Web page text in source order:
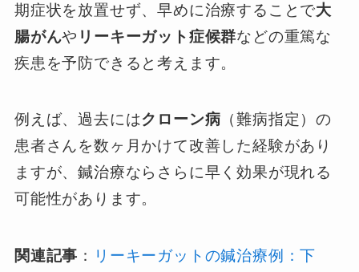
期症状を放置せず、早めに治療することで大
腸がんや リーキーガット症候群などの重篤な
疾患を予防できると考えます。
例えば、過去にはクローン病 （難病指定）の
患者さんを数ヶ月かけて改善した経験があり
ますが、鍼治療ならさらに早く効果が現れる
可能性があります。
関連記事 ：
リーキーガットの鍼治療例：下